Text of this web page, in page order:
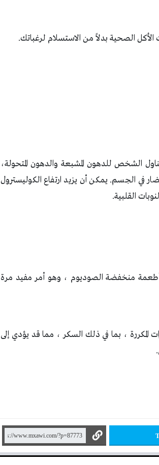
الصحية بدلاً من الاستسلام لرغباتك.
الشخص للدهون المشبعة والدهون المتحولة،
في الجسم. يمكن أن يزيد ارتفاع الكوليسترول
القلبية.
أطعمة منخفضة الصوديوم ، وهو أمر مفيد مرة
المكررة ، بما في ذلك السكر ، مما قد يؤدي إلى